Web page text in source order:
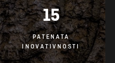
15
PATENATA
INOVATIVNOSTI